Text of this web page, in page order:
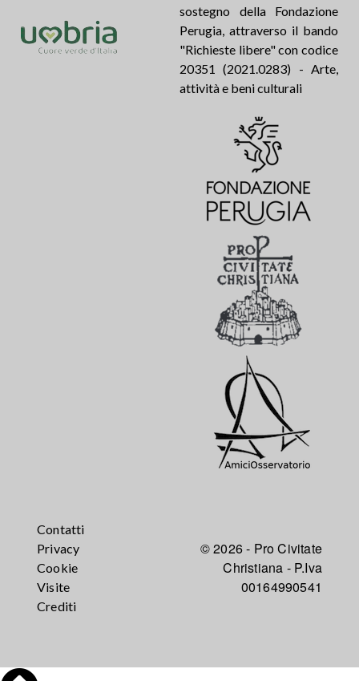
sostegno della Fondazione
Perugia, attraverso il bando
"Richieste libere" con codice
20351 (2021.0283) - Arte,
attività e beni culturali
Contatti
Privacy
Cookie
Visite
Crediti
© 2026 - Pro Civitate
Christiana - P.Iva
00164990541